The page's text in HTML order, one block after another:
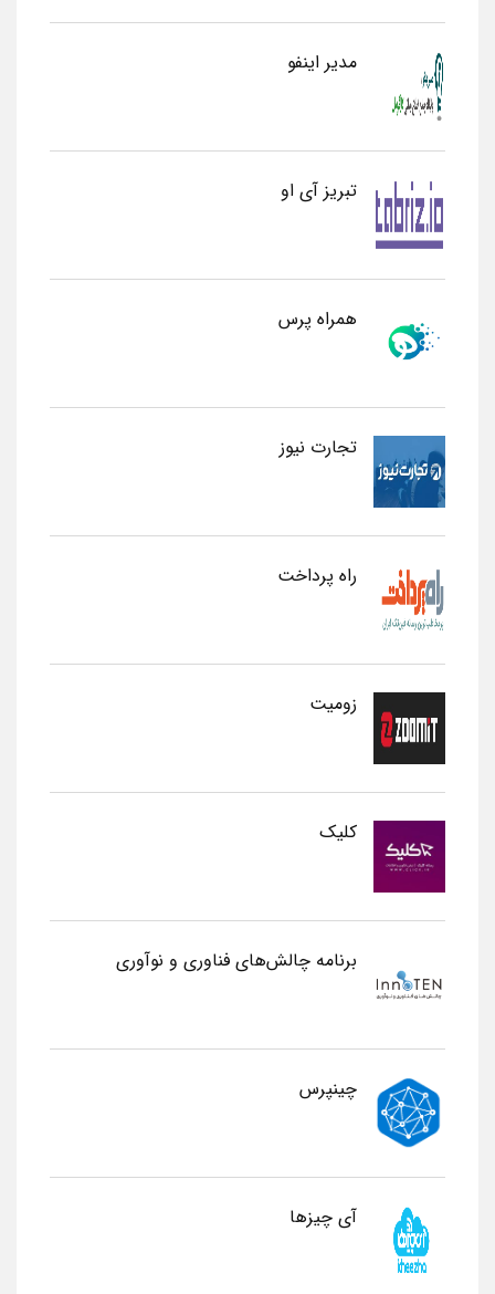
مدیر اینفو
تبریز آی او
همراه پرس
تجارت نیوز
راه پرداخت
زومیت
کلیک
برنامه چالش‌های فناوری و نوآوری
چینپرس
آی چیزها